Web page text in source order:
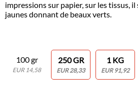
impressions sur papier, sur les tissus, il
jaunes donnant de beaux verts.
100 gr
EUR 14,58
250 GR
EUR 28,33
1 KG
EUR 91,92